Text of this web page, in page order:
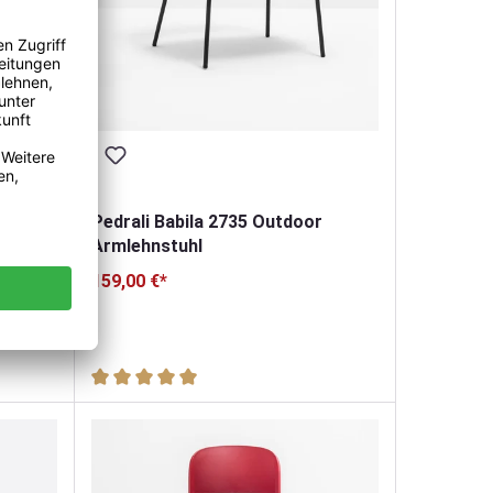
Pedrali Babila 2735 Outdoor
Armlehnstuhl
159,00 €*
Durchschnittliche Bewertung von 5 von 5 Sternen